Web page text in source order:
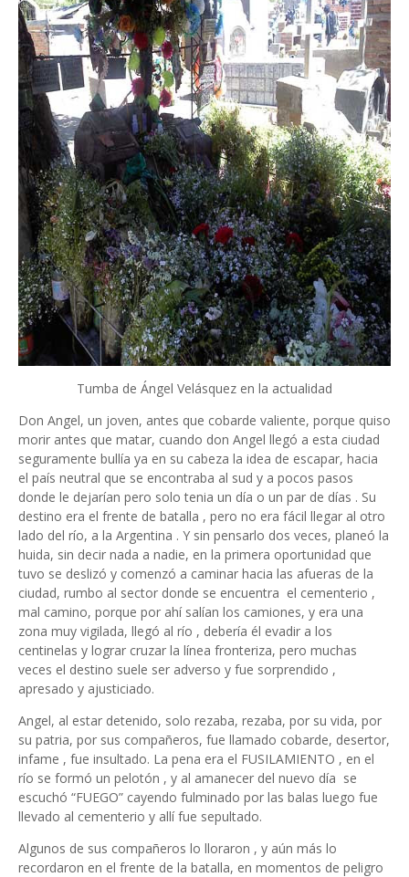
Tumba de Ángel Velásquez en la actualidad
Don Angel, un joven, antes que cobarde valiente, porque quiso
morir antes que matar, cuando don Angel llegó a esta ciudad
seguramente bullía ya en su cabeza la idea de escapar, hacia
el país neutral que se encontraba al sud y a pocos pasos
donde le dejarían pero solo tenia un día o un par de días . Su
destino era el frente de batalla , pero no era fácil llegar al otro
lado del río, a la Argentina . Y sin pensarlo dos veces, planeó la
huida, sin decir nada a nadie, en la primera oportunidad que
tuvo se deslizó y comenzó a caminar hacia las afueras de la
ciudad, rumbo al sector donde se encuentra el cementerio ,
mal camino, porque por ahí salían los camiones, y era una
zona muy vigilada, llegó al río , debería él evadir a los
centinelas y lograr cruzar la línea fronteriza, pero muchas
veces el destino suele ser adverso y fue sorprendido ,
apresado y ajusticiado.
Angel, al estar detenido, solo rezaba, rezaba, por su vida, por
su patria, por sus compañeros, fue llamado cobarde, desertor,
infame , fue insultado. La pena era el FUSILAMIENTO , en el
río se formó un pelotón , y al amanecer del nuevo día se
escuchó “FUEGO” cayendo fulminado por las balas luego fue
llevado al cementerio y allí fue sepultado.
Algunos de sus compañeros lo lloraron , y aún más lo
recordaron en el frente de la batalla, en momentos de peligro